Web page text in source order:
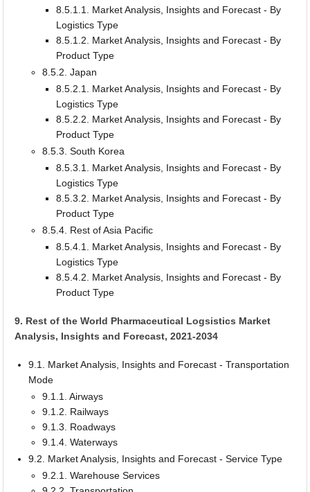
8.5.1.1. Market Analysis, Insights and Forecast - By
Logistics Type
8.5.1.2. Market Analysis, Insights and Forecast - By
Product Type
8.5.2. Japan
8.5.2.1. Market Analysis, Insights and Forecast - By
Logistics Type
8.5.2.2. Market Analysis, Insights and Forecast - By
Product Type
8.5.3. South Korea
8.5.3.1. Market Analysis, Insights and Forecast - By
Logistics Type
8.5.3.2. Market Analysis, Insights and Forecast - By
Product Type
8.5.4. Rest of Asia Pacific
8.5.4.1. Market Analysis, Insights and Forecast - By
Logistics Type
8.5.4.2. Market Analysis, Insights and Forecast - By
Product Type
9. Rest of the World Pharmaceutical Logsistics Market
Analysis, Insights and Forecast, 2021-2034
9.1. Market Analysis, Insights and Forecast - Transportation
Mode
9.1.1. Airways
9.1.2. Railways
9.1.3. Roadways
9.1.4. Waterways
9.2. Market Analysis, Insights and Forecast - Service Type
9.2.1. Warehouse Services